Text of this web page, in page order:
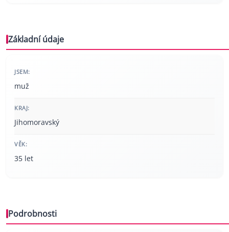
Základní údaje
JSEM:
muž
KRAJ:
Jihomoravský
VĚK:
35 let
Podrobnosti